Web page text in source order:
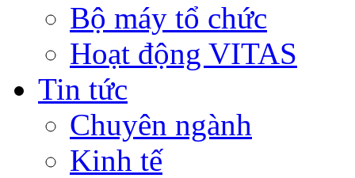
Bộ máy tổ chức
Hoạt động VITAS
Tin tức
Chuyên ngành
Kinh tế